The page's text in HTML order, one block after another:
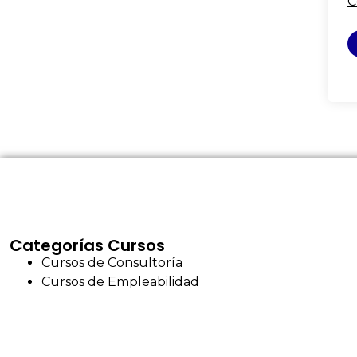
Categorías Cursos
Cursos de Consultoría
Cursos de Empleabilidad